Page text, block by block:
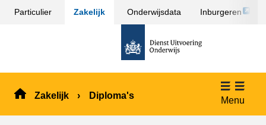
Sla
inhoud
Particulier Zakelijk Onderwijsdata Inburgeren
Link
pagina
de
Zakelijk Diploma's Menu